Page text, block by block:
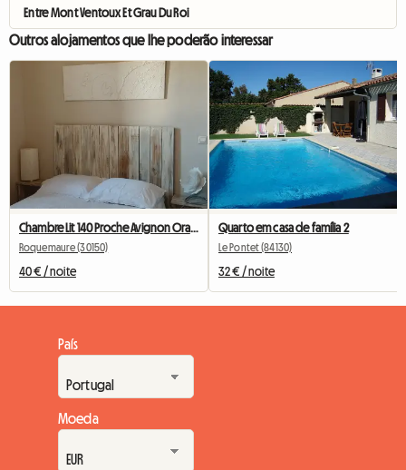
Entre Mont Ventoux Et Grau Du Roi
Outros alojamentos que lhe poderão interessar
Chambre Lit 140 Proche Avignon Orange A 20 Mn De Marcoule
Roquemaure (30150)
40 € / noite
Quarto em casa de família 2
Le Pontet (84130)
32 € / noite
País
Moeda